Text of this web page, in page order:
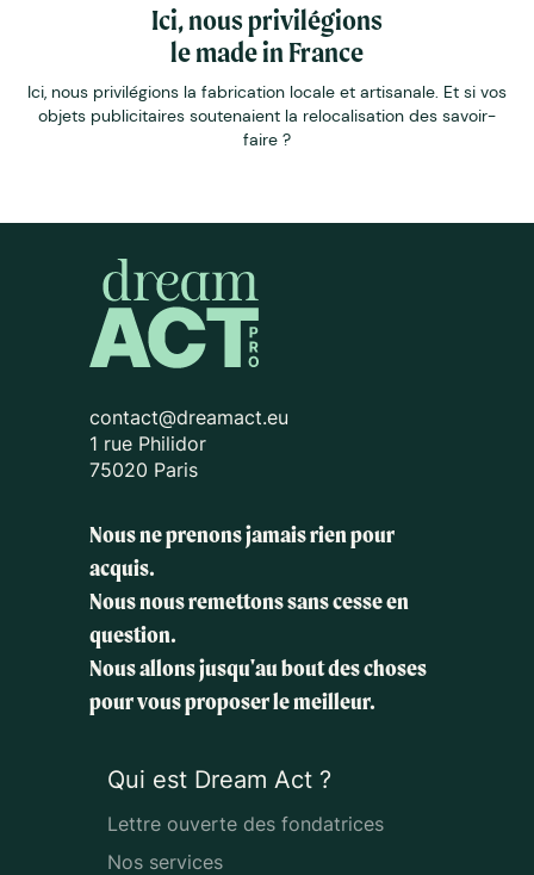
Ici, nous privilégions
le made in France
Ici, nous privilégions la fabrication locale et artisanale. Et si vos
objets publicitaires soutenaient la relocalisation des savoir-
faire ?
contact@dreamact.eu
1 rue Philidor
75020 Paris
Nous ne prenons jamais rien pour
acquis.
Nous nous remettons sans cesse en
question.
Nous allons jusqu'au bout des choses
pour vous proposer le meilleur.
Qui est Dream Act ?
Lettre ouverte des fondatrices
Nos services